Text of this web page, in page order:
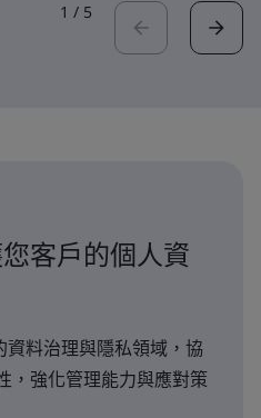
1 / 5
客戶的個人資
資料治理與隱私領域，協
，強化管理能力與應對策